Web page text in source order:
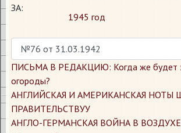
ЗА:
1945 год
ПИСЬМА В РЕДАКЦИЮ: Когда же будет
огороды?
АНГЛИЙСКАЯ И АМЕРИКАНСКАЯ НОТЫ
ПРАВИТЕЛЬСТВУУ
АНГЛО-ГЕРМАНСКАЯ ВОЙНА В ВОЗДУХЕ